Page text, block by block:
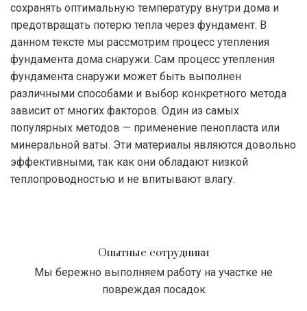
сохранять оптимальную температуру внутри дома и
предотвращать потерю тепла через фундамент. В
данном тексте мы рассмотрим процесс утепления
фундамента дома снаружи. Сам процесс утепления
фундамента снаружи может быть выполнен
различными способами и выбор конкретного метода
зависит от многих факторов. Один из самых
популярных методов — применение пенопласта или
минеральной ваты. Эти материалы являются довольно
эффективными, так как они обладают низкой
теплопроводностью и не впитывают влагу.
Опытные сотрудники
Мы бережно выполняем работу на участке не
повреждая посадок